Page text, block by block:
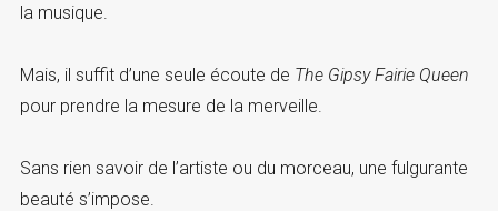
la musique.
Mais, il suffit d’une seule écoute de The Gipsy Fairie Queen
pour prendre la mesure de la merveille.
Sans rien savoir de l’artiste ou du morceau, une fulgurante
beauté s’impose.